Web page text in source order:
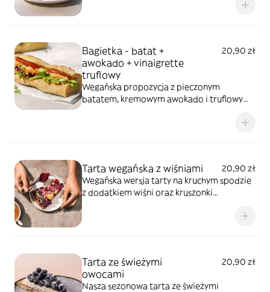
Bagietka - batat +
awokado + vinaigrette
truflowy
20,90 zł
Wegańska propozycja z pieczonym
batatem, kremowym awokado i truflowym
Tarta wegańska z wiśniami
20,90 zł
Wegańska wersja tarty na kruchym spodzie
z dodatkiem wiśni oraz kruszonki
Tarta ze świeżymi
owocami
20,90 zł
Nasza sezonowa tarta ze świeżymi